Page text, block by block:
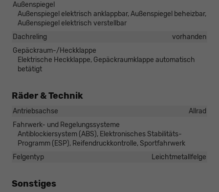
Außenspiegel
Außenspiegel elektrisch anklappbar, Außenspiegel beheizbar,
Außenspiegel elektrisch verstellbar
Dachreling
vorhanden
Gepäckraum-/Heckklappe
Elektrische Heckklappe, Gepäckraumklappe automatisch
betätigt
Räder & Technik
Antriebsachse
Allrad
Fahrwerk- und Regelungssysteme
Antiblockiersystem (ABS), Elektronisches Stabilitäts-
Programm (ESP), Reifendruckkontrolle, Sportfahrwerk
Felgentyp
Leichtmetallfelge
Sonstiges